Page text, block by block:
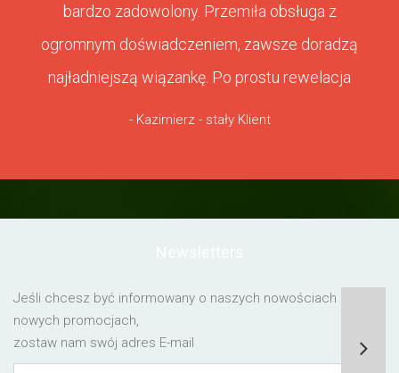
bardzo zadowolony. Przemiła obsługa z
ogromnym doświadczeniem, zawsze doradzą
najładniejszą wiązankę. Po prostu rewelacja
- Kazimierz - stały Klient
Jeśli chcesz być informowany o naszych nowościach lub o
nowych promocjach,
zostaw nam swój adres E-mail